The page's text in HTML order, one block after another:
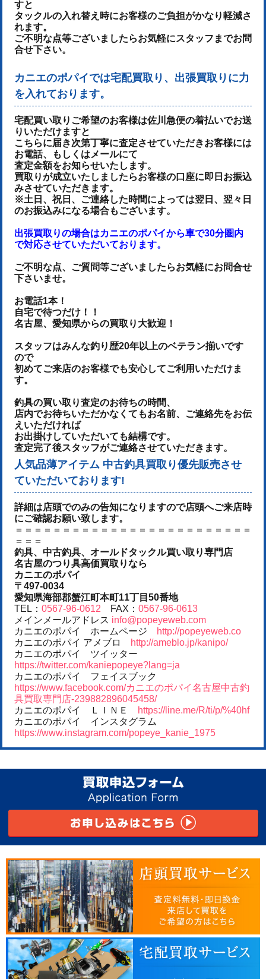
すと
タックルの入れ替え時にお客様のご負担がかなり軽減さ
れます。
ご不明な点等ございましたらお気軽にスタッフまでお問
合せ下さい。
カニエのポパイでは宅配買取り、出張買取りに力
を入れております。
宅配買い取りご希望のお客様は佐川急便の着払いでお送
りいただけますと
こちらに届き次第丁寧に査定させていただきお客様には
お電話、もしくはメールにて
査定金額をお知らせいたします。
買取りが成立いたしましたらお客様の口座に即日お振込
みさせていただきます。
※土日、祝日、ご連絡した時間によっては翌日、翌々日
のお振込みになる場合もございます。
出張買取りの場合はカニエのポパイから車で30分圏内
で対応させていただいております。
ご不明な点、ご質問等ございましたらお気軽にお問合せ
下さいませ。
お電話1本！
自宅で待つだけ！！
名古屋、愛知県からの買取り大歓迎！
スタッフはみんな釣り歴20年以上のベテラン揃いです
ので
初めてご来店のお客様でも安心してご利用いただけま
す。
釣具の買い取り査定のお待ちの時間、
店内でお待ちいただかなくてもお名前、ご連絡先をお伝
えいただければ
お出掛けしていただいても結構です。
査定完了後スタッフがご連絡させていただきます。
人気品薄アイテム 中古釣具買取り優先販売させ
ていただいております!
詳細は店頭でのみの告知になりますので店頭へご来店時
にご確認お願い致します。
＝＝＝＝＝＝＝＝＝＝＝＝＝＝＝＝＝＝＝＝＝＝＝＝＝
＝＝＝
釣具、中古釣具、オールドタックル買い取り専門店
名古屋のつり具高価買取りなら
カニエのポパイ
〒497-0034
愛知県海部郡蟹江町本町11丁目50番地
TEL： 0567-96-0612 FAX： 0567-96-0613
メインメールアドレス info@popeyeweb.com
カニエのポパイ ホームページ
http://popeyeweb.co
カニエのポパイ アメブロ
http://ameblo.jp/kanipo/
カニエのポパイ ツイッター
https://twitter.com/kaniepopeye?lang=ja
カニエのポパイ フェイスブック
https://www.facebook.com/カニエのポパイ名古屋中古釣
具買取専門店-239882896045458/
カニエのポパイ ＬＩＮＥ
https://line.me/R/ti/p/%40hf
カニエのポパイ インスタグラム
https://www.instagram.com/popeye_kanie_1975